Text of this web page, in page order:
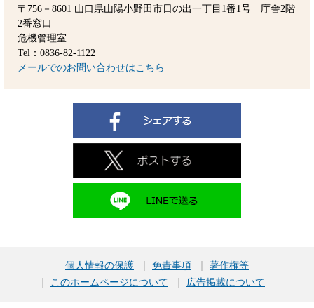
〒756－8601 山口県山陽小野田市日の出一丁目1番1号 庁舎2階
2番窓口
危機管理室
Tel：0836-82-1122
メールでのお問い合わせはこちら
個人情報の保護 免責事項
著作権等
このホームページについて
広告掲載について